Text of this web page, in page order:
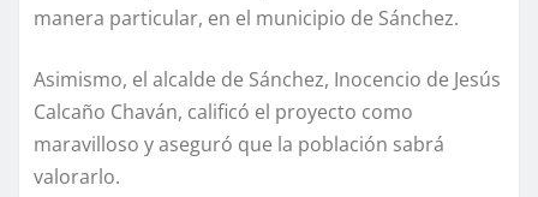
manera particular, en el municipio de Sánchez.
Asimismo, el alcalde de Sánchez, Inocencio de Jesús
Calcaño Chaván, calificó el proyecto como
maravilloso y aseguró que la población sabrá
valorarlo.